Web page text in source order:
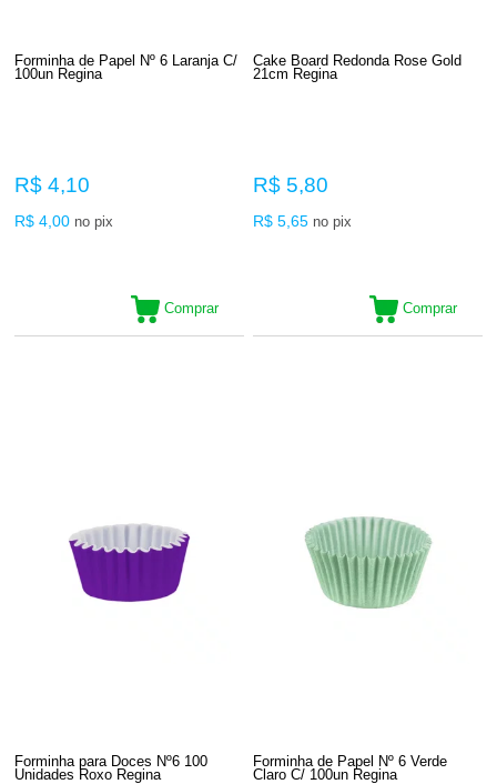
Forminha de Papel Nº 6 Laranja C/
100un Regina
R$ 4,10
R$ 4,00 no pix
Comprar
Cake Board Redonda Rose Gold
21cm Regina
R$ 5,80
R$ 5,65 no pix
Comprar
Forminha para Doces Nº6 100
Unidades Roxo Regina
Forminha de Papel Nº 6 Verde
Claro C/ 100un Regina